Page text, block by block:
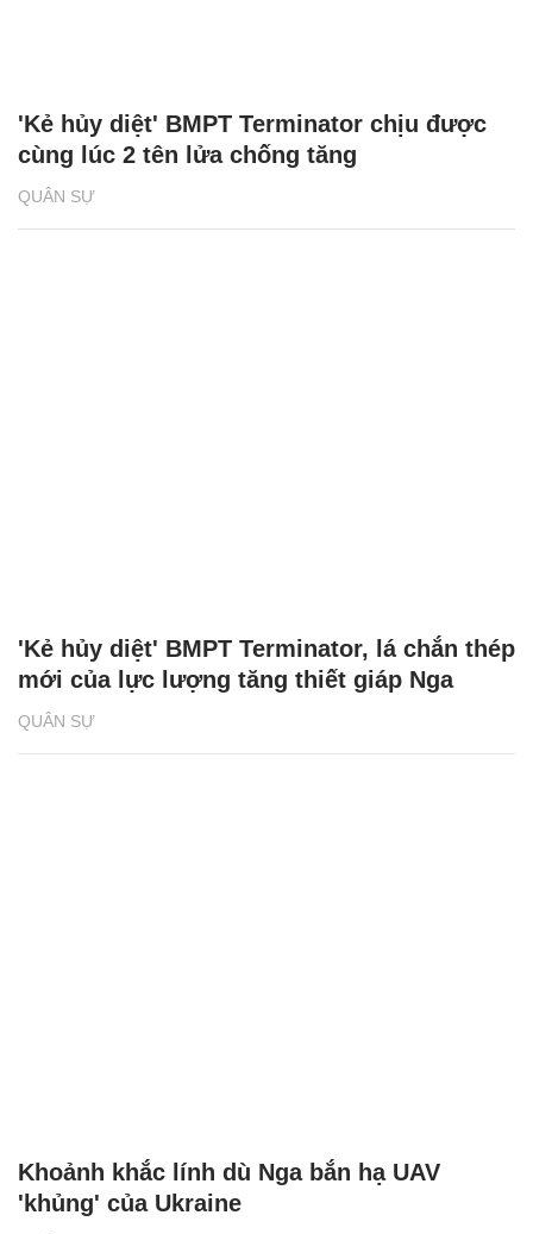
QUÂN SỰ
'Kẻ hủy diệt' BMPT Terminator chịu được
cùng lúc 2 tên lửa chống tăng
QUÂN SỰ
'Kẻ hủy diệt' BMPT Terminator, lá chắn thép
mới của lực lượng tăng thiết giáp Nga
Khoảnh khắc lính dù Nga bắn hạ UAV
'khủng' của Ukraine